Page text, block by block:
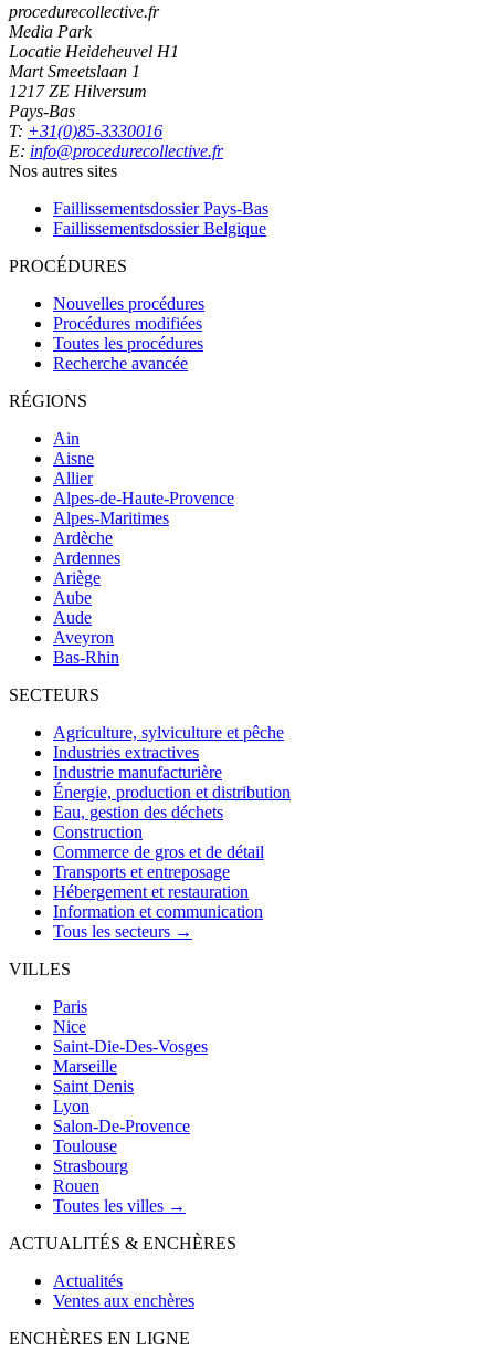
procedurecollective.fr
Media Park
Locatie Heideheuvel H1
Mart Smeetslaan 1
1217 ZE Hilversum
Pays-Bas
T: +31(0)85-3330016
E: info@procedurecollective.fr
Nos autres sites
Faillissementsdossier Pays-Bas
Faillissementsdossier Belgique
PROCÉDURES
Nouvelles procédures
Procédures modifiées
Toutes les procédures
Recherche avancée
RÉGIONS
Ain
Aisne
Allier
Alpes-de-Haute-Provence
Alpes-Maritimes
Ardèche
Ardennes
Ariège
Aube
Aude
Aveyron
Bas-Rhin
SECTEURS
Agriculture, sylviculture et pêche
Industries extractives
Industrie manufacturière
Énergie, production et distribution
Eau, gestion des déchets
Construction
Commerce de gros et de détail
Transports et entreposage
Hébergement et restauration
Information et communication
Tous les secteurs →
VILLES
Paris
Nice
Saint-Die-Des-Vosges
Marseille
Saint Denis
Lyon
Salon-De-Provence
Toulouse
Strasbourg
Rouen
Toutes les villes →
ACTUALITÉS & ENCHÈRES
Actualités
Ventes aux enchères
ENCHÈRES EN LIGNE